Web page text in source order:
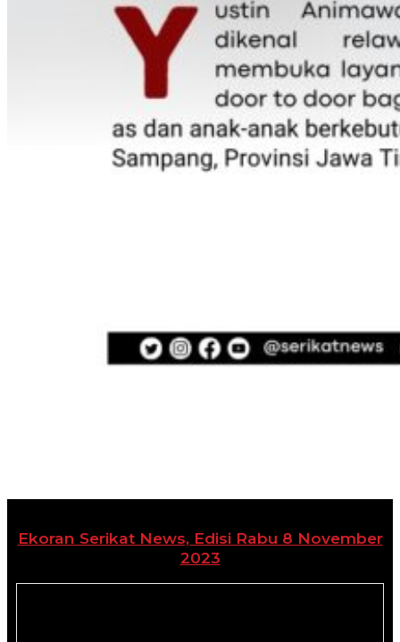
Ekoran Serikat News, Edisi Rabu 8 November
2023